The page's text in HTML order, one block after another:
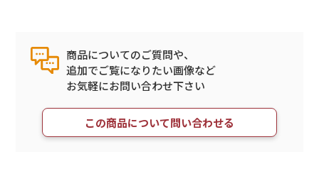
商品についてのご質問や、
追加でご覧になりたい画像など
お気軽にお問い合わせ下さい
この商品について問い合わせる